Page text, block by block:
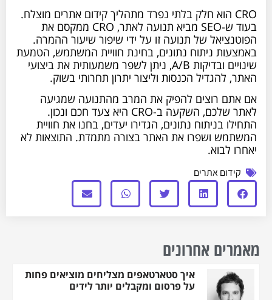
CRO הוא חלק בלתי נפרד מתהליך קידום אתרים מוצלח.
בעוד ש-SEO מביא תנועה לאתר, CRO ממקסם את
הפוטנציאל של תנועה זו על ידי שיפור שיעור ההמרה.
באמצעות ניתוח נתונים, בחינת חוויית המשתמש, הטמעת
שינויים ובדיקות A/B, ניתן לשפר משמעותית את ביצועי
האתר, להגדיל הכנסות וליצור יתרון תחרותי בשוק.
אם אתם רוצים להפיק את המרב מהתנועה שמגיעה
לאתר שלכם, השקעה ב-CRO היא צעד חכם ונכון.
התחילו בניתוח נתונים, הגדירו יעדים, בחנו את חוויית
המשתמש ושפרו את האתר בצורה מתמדת. התוצאות לא
יאחרו לבוא.
קידום אתרים
מאמרים אחרונים
איך סטארטאפים מצליחים מוציאים פחות
על פרסום ומקבלים יותר לידים